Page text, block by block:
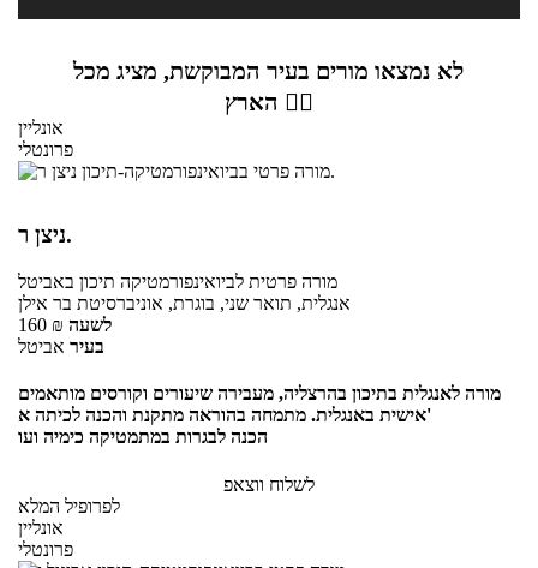
לא נמצאו מורים בעיר המבוקשת, מציג מכל
הארץ 👇🏼
אונליין
פרונטלי
ניצן ר.
מורה פרטית לביואינפורמטיקה תיכון באביטל
אנגלית, תואר שני, בוגרת, אוניברסיטת בר אילן
160 ₪ לשעה
בעיר אביטל
מורה לאנגלית בתיכון בהרצליה, מעבירה שיעורים וקורסים מותאמים
אישית באנגלית. מתמחה בהוראה מתקנת והכנה לכיתה א'
הכנה לבגרות במתמטיקה כימיה ועו
לשלוח ווצאפ
לפרופיל המלא
אונליין
פרונטלי